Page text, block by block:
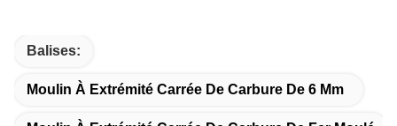
Balises:
Moulin À Extrémité Carrée De Carbure De 6 Mm